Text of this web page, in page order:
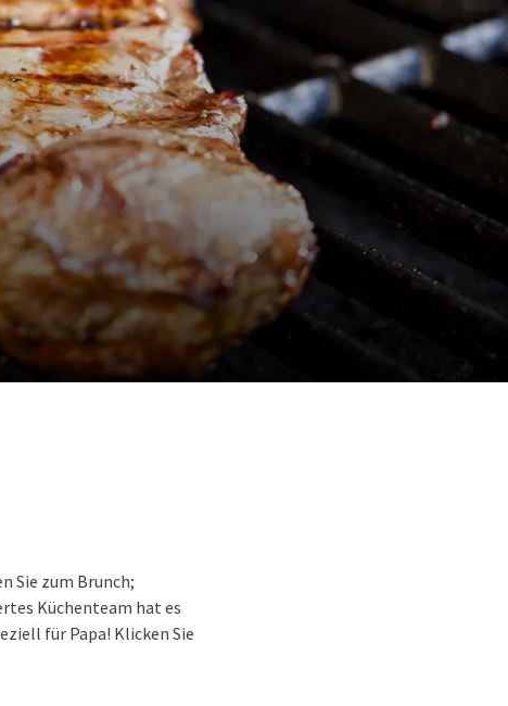
Sie zum Brunch;
Küchenteam hat es
für Papa! Klicken Sie